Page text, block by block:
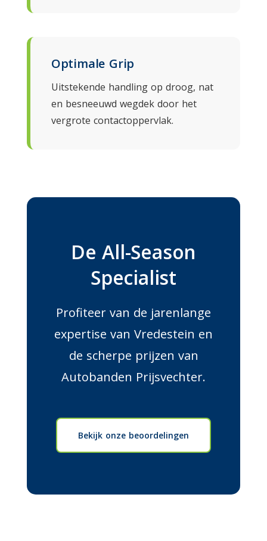
Optimale Grip
Uitstekende handling op droog, nat
en besneeuwd wegdek door het
vergrote contactoppervlak.
De All-Season
Specialist
Profiteer van de jarenlange
expertise van Vredestein en
de scherpe prijzen van
Autobanden Prijsvechter.
Bekijk onze beoordelingen